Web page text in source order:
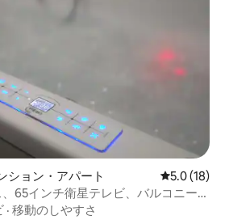
ション・アパート レビュー18
5.0 (18)
65インチ衛星テレビ、バルコニー、
· 移動のしやすさ